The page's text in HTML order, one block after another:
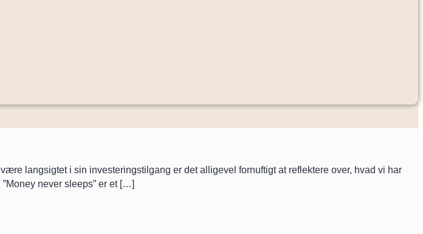
langsigtet i sin investeringstilgang er det alligevel fornuftigt at reflektere over, hvad vi har
never sleeps” er et […]